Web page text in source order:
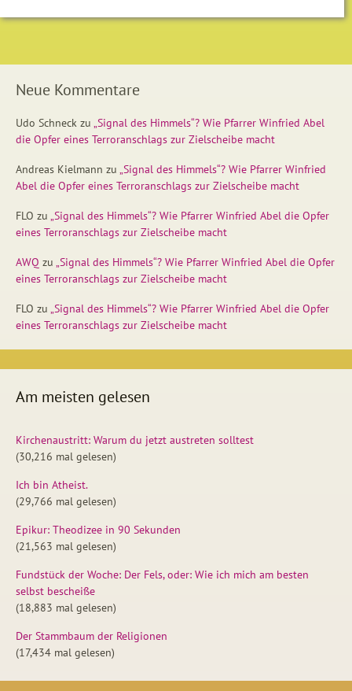
Neue Kommentare
Udo Schneck zu „Signal des Himmels“? Wie Pfarrer Winfried Abel
die Opfer eines Terroranschlags zur Zielscheibe macht
Andreas Kielmann zu „Signal des Himmels“? Wie Pfarrer Winfried
Abel die Opfer eines Terroranschlags zur Zielscheibe macht
FLO zu „Signal des Himmels“? Wie Pfarrer Winfried Abel die Opfer
eines Terroranschlags zur Zielscheibe macht
AWQ zu „Signal des Himmels“? Wie Pfarrer Winfried Abel die Opfer
eines Terroranschlags zur Zielscheibe macht
FLO zu „Signal des Himmels“? Wie Pfarrer Winfried Abel die Opfer
eines Terroranschlags zur Zielscheibe macht
Am meisten gelesen
Kirchenaustritt: Warum du jetzt austreten solltest
(30,216 mal gelesen)
Ich bin Atheist.
(29,766 mal gelesen)
Epikur: Theodizee in 90 Sekunden
(21,563 mal gelesen)
Fundstück der Woche: Der Fels, oder: Wie ich mich am besten
selbst bescheiße
(18,883 mal gelesen)
Der Stammbaum der Religionen
(17,434 mal gelesen)